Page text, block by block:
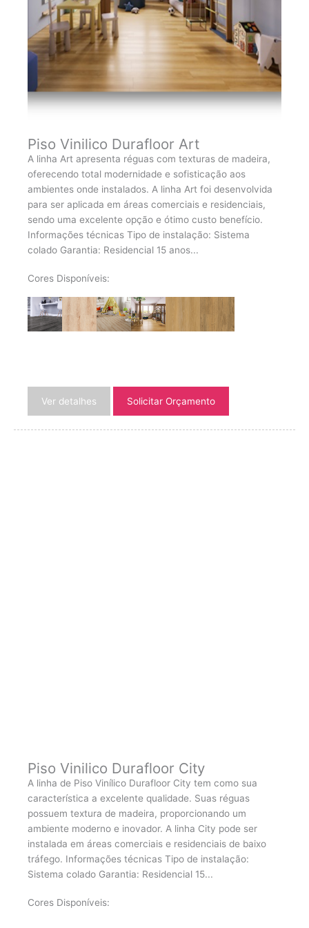
Piso Vinilico Durafloor Art
A linha Art apresenta réguas com texturas de madeira,
oferecendo total modernidade e sofisticação aos
ambientes onde instalados. A linha Art foi desenvolvida
para ser aplicada em áreas comerciais e residenciais,
sendo uma excelente opção e ótimo custo benefício.
Informações técnicas Tipo de instalação: Sistema
colado Garantia: Residencial 15 anos...
Cores Disponíveis:
Ver detalhes Solicitar Orçamento
Piso Vinilico Durafloor City
A linha de Piso Vinílico Durafloor City tem como sua
característica a excelente qualidade. Suas réguas
possuem textura de madeira, proporcionando um
ambiente moderno e inovador. A linha City pode ser
instalada em áreas comerciais e residenciais de baixo
tráfego. Informações técnicas Tipo de instalação:
Sistema colado Garantia: Residencial 15...
Cores Disponíveis: